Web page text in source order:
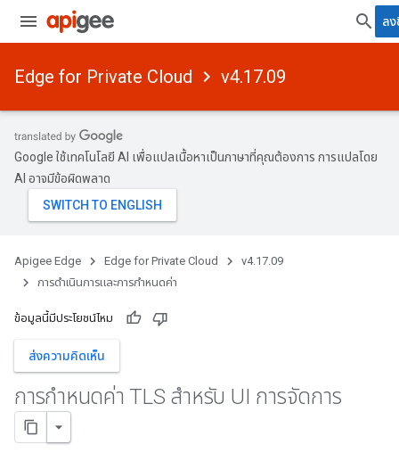
ลง
Edge for Private Cloud v4.17.09
Google ใช้เทคโนโลยี AI เพื่อแปลเนื้อหาเป็นภาษาที่คุณต้องการ การแปลโดย
AI อาจมีข้อผิดพลาด
Apigee Edge Edge for Private Cloud
v4.17.09
การดําเนินการและการกําหนดค่า
ข้อมูลนี้มีประโยชน์ไหม
ส่งความคิดเห็น
การกําหนดค่า TLS สําหรับ UI การจัดการ